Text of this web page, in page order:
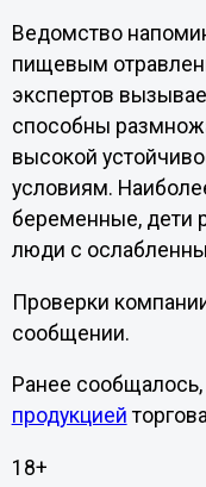
Ведомство
пищевым
экспертов
способны
высокой
условиям.
беременные, дети
люди с
Проверки
сообщении.
Ранее сообщалось,
продукцией
18+